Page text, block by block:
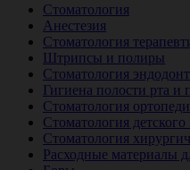
Стоматология
Анестезия
Стоматология
Штрипсы и полиры
Стоматология
Гигиена полости рта и
Стоматология
Стоматология
Стоматология
Расходные материалы